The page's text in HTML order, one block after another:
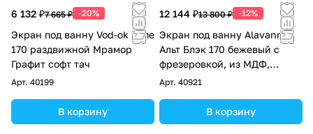
6 132 ₽7 665 ₽ -20%
Экран под ванну Vod-ok Купе
170 раздвижной Мрамор
Графит софт тач
Арт. 40199
В корзину
12 144 ₽13 800 ₽ -12%
Экран под ванну Alavann
Альт Блэк 170 бежевый с
фрезеровкой, из МДФ,
раздвижной
Арт. 40921
В корзину